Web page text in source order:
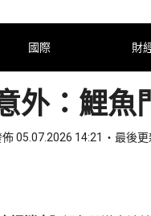
國際 財
外：鯉魚
05.07.2026 14:21 最後更
to WhatsApp